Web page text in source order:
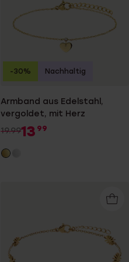
Armband aus Edelstahl,
vergoldet, mit Herz
19.9913 99
-30% Nachhaltig